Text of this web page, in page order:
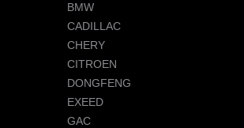
BMW
CADILLAC
CHERY
CITROEN
DONGFENG
EXEED
GAC